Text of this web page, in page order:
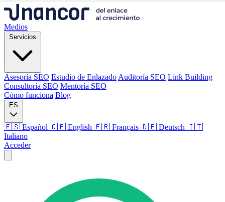
Medios
Servicios
Asesoría SEO Estudio de Enlazado Auditoría SEO Link Building
Consultoría SEO Mentoría SEO
Cómo funciona Blog
ES
🇪🇸 Español 🇬🇧 English 🇫🇷 Français 🇩🇪 Deutsch 🇮🇹
Italiano
Acceder